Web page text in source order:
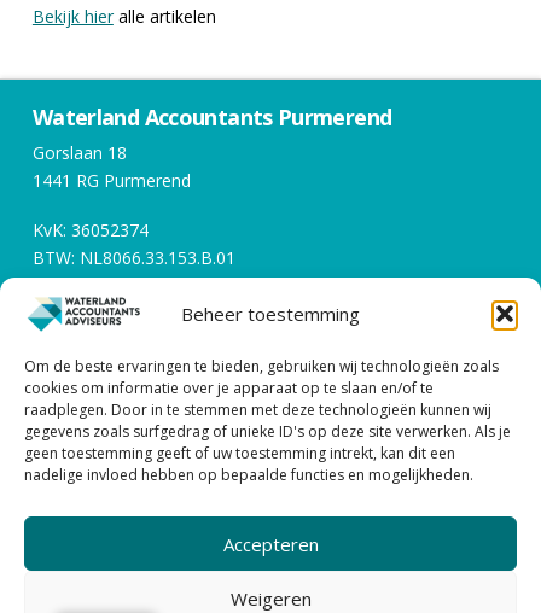
Beheer toestemming
Om de beste ervaringen te bieden, gebruiken wij technologieën zoals
cookies om informatie over je apparaat op te slaan en/of te
raadplegen. Door in te stemmen met deze technologieën kunnen wij
gegevens zoals surfgedrag of unieke ID's op deze site verwerken. Als je
geen toestemming geeft of uw toestemming intrekt, kan dit een
nadelige invloed hebben op bepaalde functies en mogelijkheden.
Accepteren
Weigeren
Bekijk hieralle artikelen
Waterland Accountants Purmerend
Gorslaan 18
1441 RG Purmerend
KvK: 36052374
BTW: NL8066.33.153.B.01
Openingstijden
Werkdagen tussen 08:00 en 17:00
Contact
0299 – 43 45 61
| KLACHTENPROCEDURE